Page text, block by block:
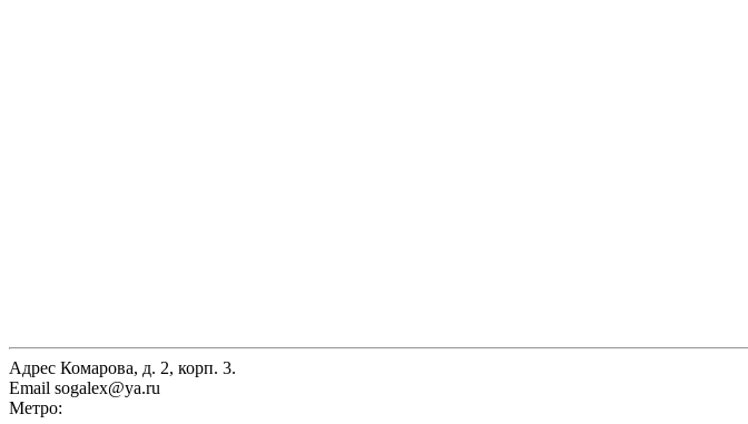
Адрес Комарова, д. 2, корп. 3.
Email sogalex@ya.ru
Метро: